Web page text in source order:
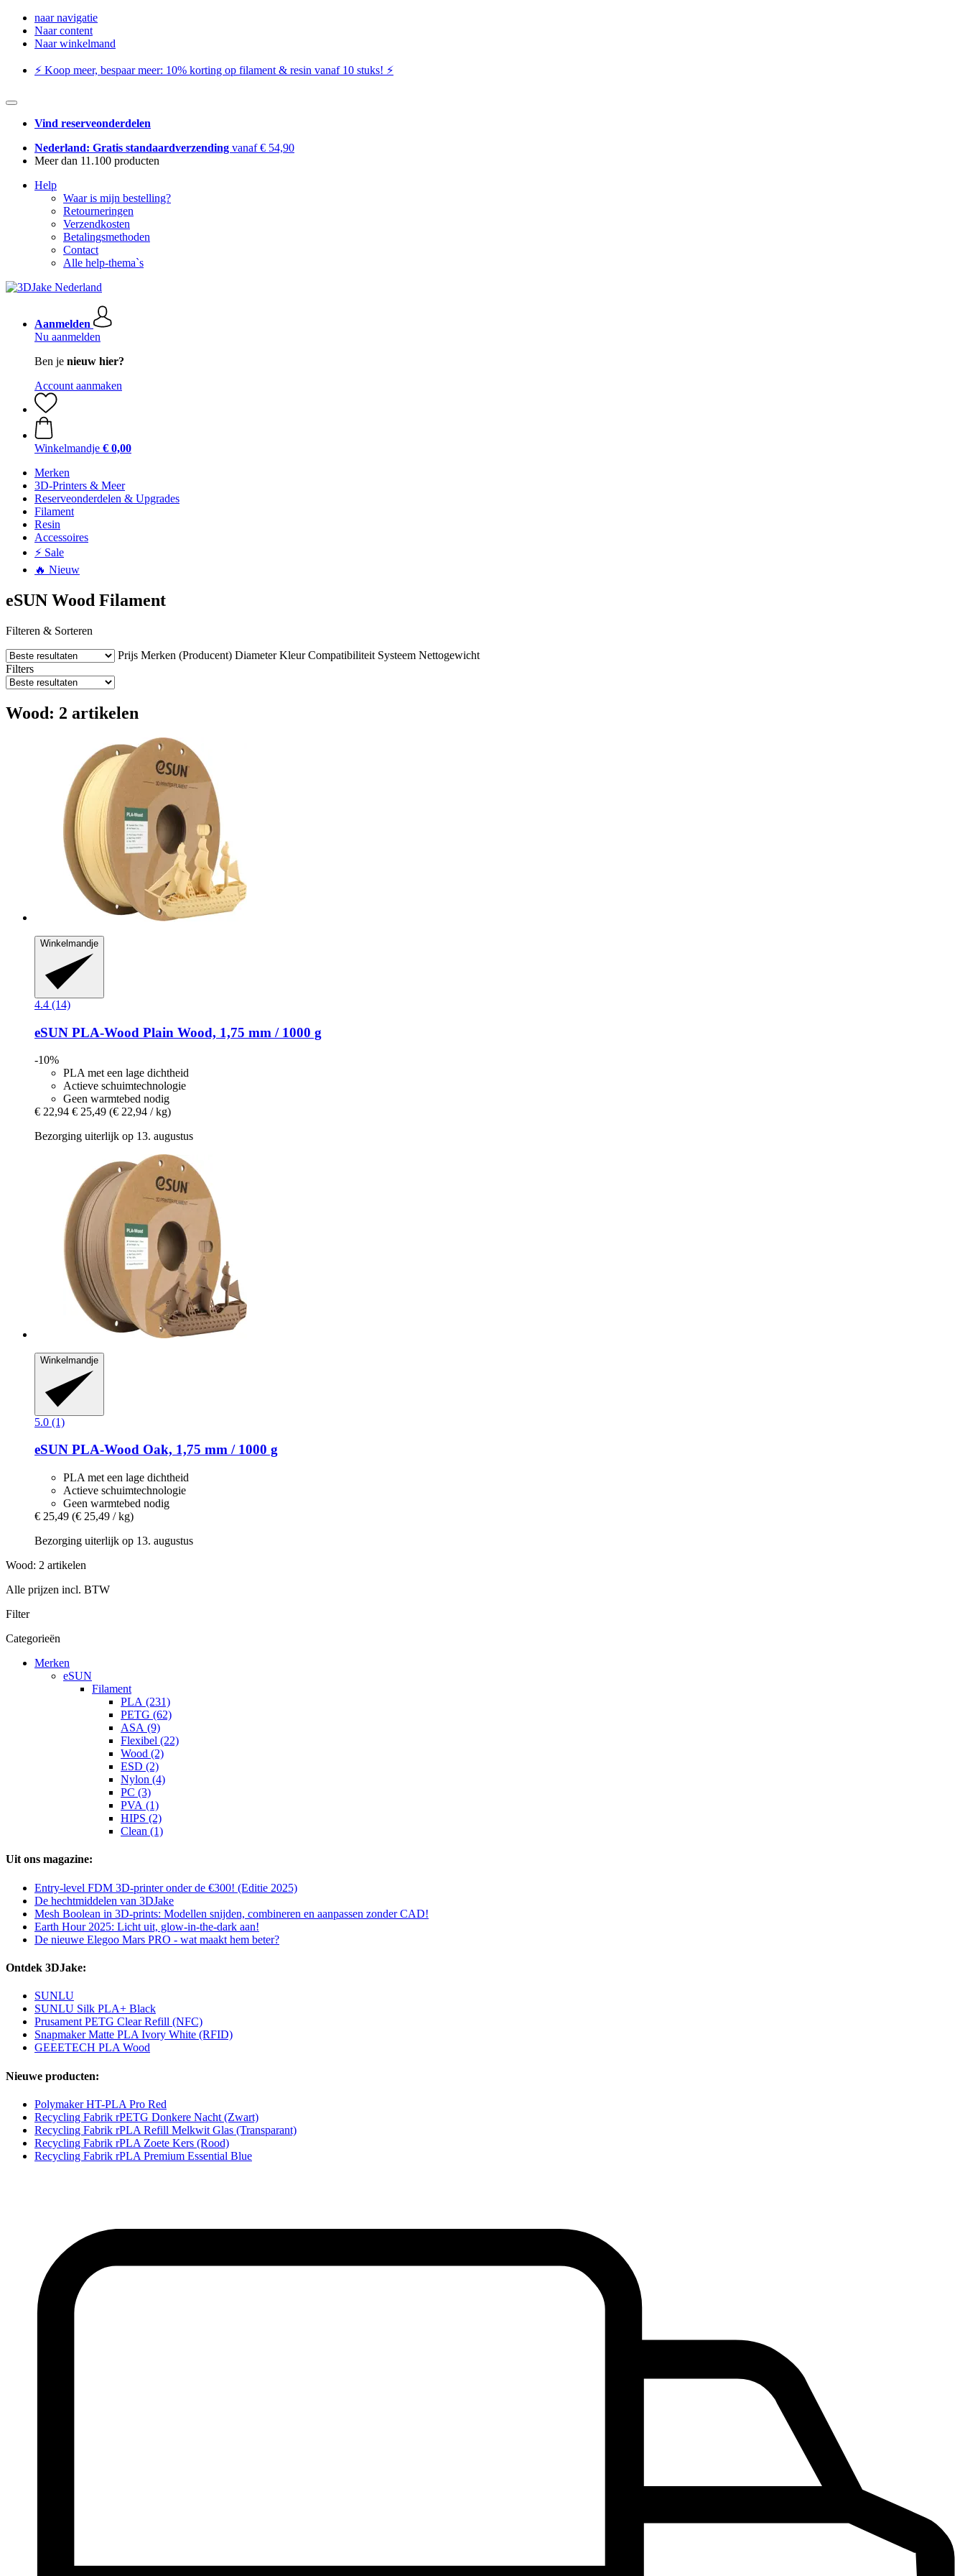
naar navigatie
Naar content
Naar winkelmand
⚡️ Koop meer, bespaar meer: ​​10% korting op filament & resin vanaf 10 stuks! ⚡️
Vind reserveonderdelen
Nederland: Gratis standaardverzending vanaf € 54,90
Meer dan 11.100 producten
Help
Waar is mijn bestelling?
Retourneringen
Verzendkosten
Betalingsmethoden
Contact
Alle help-thema`s
Aanmelden
Nu aanmelden
Ben je nieuw hier?
Account aanmaken
Winkelmandje € 0,00
Merken
3D-Printers & Meer
Reserveonderdelen & Upgrades
Filament
Resin
Accessoires
⚡ Sale
🔥 Nieuw
eSUN Wood Filament
Filteren & Sorteren
Prijs Merken (Producent) Diameter Kleur Compatibiliteit Systeem Nettogewicht
Filters
Wood: 2 artikelen
Winkelmandje
4.4 (14)
eSUN PLA-​Wood Plain Wood, 1,75 mm / 1000 g
-10%
PLA met een lage dichtheid
Actieve schuimtechnologie
Geen warmtebed nodig
€ 22,94 € 25,49 (€ 22,94 / kg)
Bezorging uiterlijk op 13. augustus
Winkelmandje
5.0 (1)
eSUN PLA-​Wood Oak, 1,75 mm / 1000 g
PLA met een lage dichtheid
Actieve schuimtechnologie
Geen warmtebed nodig
€ 25,49 (€ 25,49 / kg)
Bezorging uiterlijk op 13. augustus
Wood: 2 artikelen
Alle prijzen incl. BTW
Filter
Categorieën
Merken
eSUN
Filament
PLA (231)
PETG (62)
ASA (9)
Flexibel (22)
Wood (2)
ESD (2)
Nylon (4)
PC (3)
PVA (1)
HIPS (2)
Clean (1)
Uit ons magazine:
Entry-level FDM 3D-printer onder de €300! (Editie 2025)
De hechtmiddelen van 3DJake
Mesh Boolean in 3D-prints: Modellen snijden, combineren en aanpassen zonder CAD!
Earth Hour 2025: Licht uit, glow-in-the-dark aan!
De nieuwe Elegoo Mars PRO - wat maakt hem beter?
Ontdek 3DJake:
SUNLU
SUNLU Silk PLA+ Black
Prusament PETG Clear Refill (NFC)
Snapmaker Matte PLA Ivory White (RFID)
GEEETECH PLA Wood
Nieuwe producten:
Polymaker HT-PLA Pro Red
Recycling Fabrik rPETG Donkere Nacht (Zwart)
Recycling Fabrik rPLA Refill Melkwit Glas (Transparant)
Recycling Fabrik rPLA Zoete Kers (Rood)
Recycling Fabrik rPLA Premium Essential Blue